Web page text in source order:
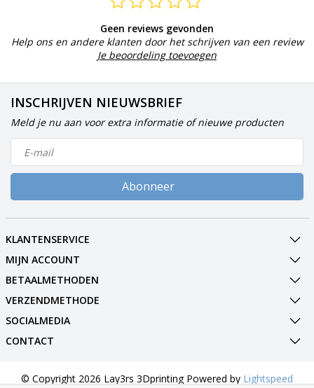
Geen reviews gevonden
Help ons en andere klanten door het schrijven van een review
Je beoordeling toevoegen
INSCHRIJVEN NIEUWSBRIEF
Meld je nu aan voor extra informatie of nieuwe producten
Abonneer
KLANTENSERVICE
MIJN ACCOUNT
BETAALMETHODEN
VERZENDMETHODE
SOCIALMEDIA
CONTACT
© Copyright 2026 Lay3rs 3Dprinting Powered by Lightspeed